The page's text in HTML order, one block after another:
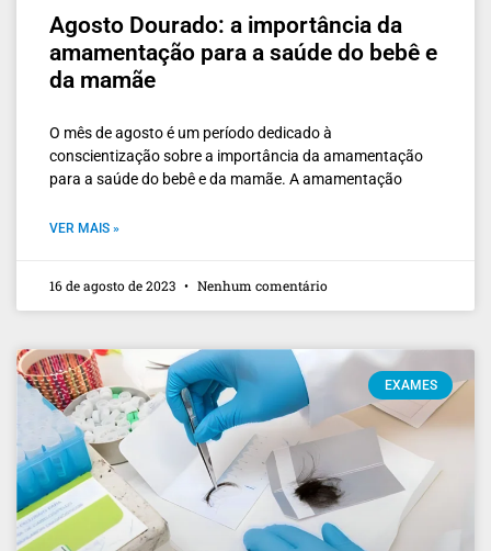
Agosto Dourado: a importância da
amamentação para a saúde do bebê e
da mamãe
O mês de agosto é um período dedicado à
conscientização sobre a importância da amamentação
para a saúde do bebê e da mamãe. A amamentação
VER MAIS »
16 de agosto de 2023 Nenhum comentário
EXAMES